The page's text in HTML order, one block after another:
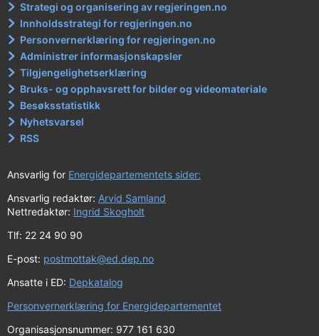
Strategi og organisering av regjeringen.no
Innholdsstrategi for regjeringen.no
Personvernerklæring for regjeringen.no
Administrer informasjonskapsler
Tilgjengelighetserklæring
Bruks- og opphavsrett for bilder og videomateriale
Besøksstatistikk
Nyhetsvarsel
RSS
Ansvarlig for Energidepartementets sider:
Ansvarlig redaktør: Arvid Samland
Nettredaktør: Ingrid Skogholt
Tlf: 22 24 90 90
E-post: postmottak@ed.dep.no
Ansatte i ED: Depkatalog
Personvernerklæring for Energidepartementet
Organisasjonsnummer: 977 161 630